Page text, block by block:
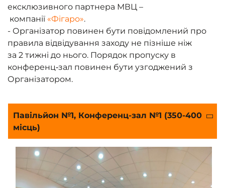
ексклюзивного партнера МВЦ –
компанії «Фігаро».
- Організатор повинен бути повідомлений про
правила відвідування заходу не пізніше ніж
за 2 тижні до нього. Порядок пропуску в
конференц‑зал повинен бути узгоджений з
Організатором.
Павільйон №1, Конференц-зал №1 (350-400
місць)